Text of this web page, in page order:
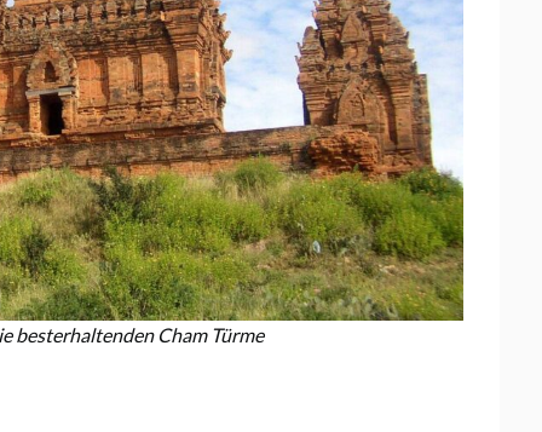
besterhaltenden Cham Türme